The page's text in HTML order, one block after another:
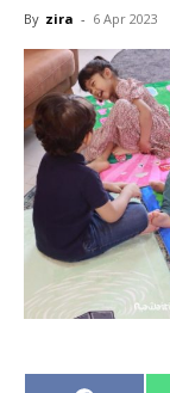
By zira - 6 Apr 2023